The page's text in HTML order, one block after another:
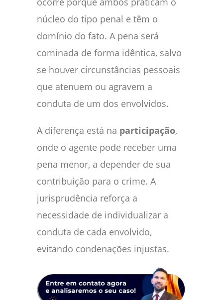
núcleo do tipo penal e têm o
domínio do fato. A pena será
cominada de forma idêntica, salvo
se houver circunstâncias pessoais
que atenuem ou agravem a
conduta de um dos envolvidos.
A diferença está na participação,
onde o agente pode receber uma
pena menor, a depender de sua
contribuição para o crime. A
jurisprudência reforça a
necessidade de individualizar a
conduta de cada envolvido,
evitando condenações injustas.